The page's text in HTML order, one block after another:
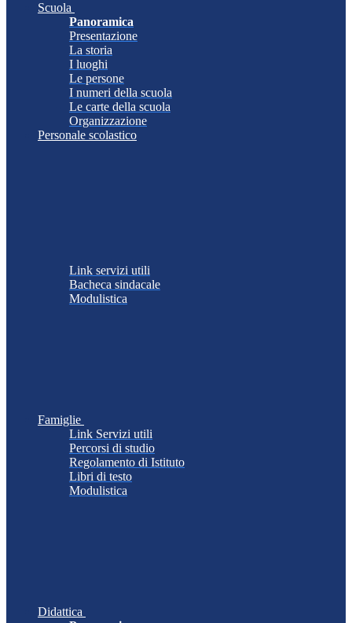
Scuola
Panoramica
Presentazione
La storia
I luoghi
Le persone
I numeri della scuola
Le carte della scuola
Organizzazione
Personale scolastico
Link servizi utili
Bacheca sindacale
Modulistica
Famiglie
Link Servizi utili
Percorsi di studio
Regolamento di Istituto
Libri di testo
Modulistica
Didattica